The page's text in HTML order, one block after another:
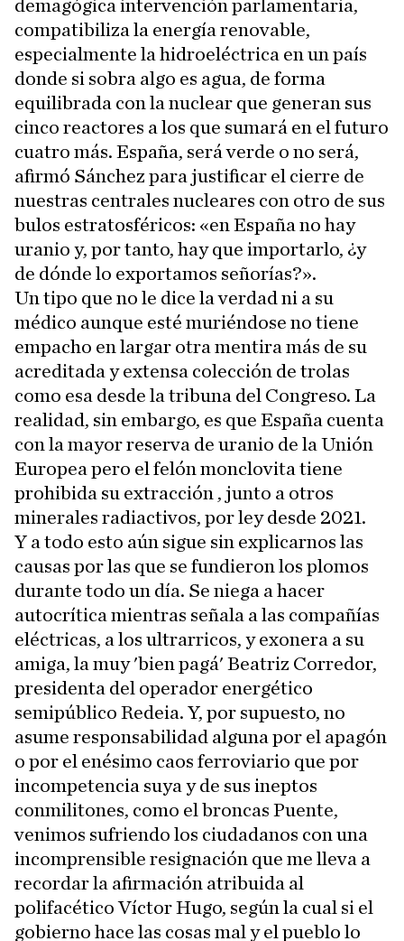
demagógica intervención parlamentaria,
compatibiliza la energía renovable,
especialmente la hidroeléctrica en un país
donde si sobra algo es agua, de forma
equilibrada con la nuclear que generan sus
cinco reactores a los que sumará en el futuro
cuatro más. España, será verde o no será,
afirmó Sánchez para justificar el cierre de
nuestras centrales nucleares con otro de sus
bulos estratosféricos: «en España no hay
uranio y, por tanto, hay que importarlo, ¿y
de dónde lo exportamos señorías?».
Un tipo que no le dice la verdad ni a su
médico aunque esté muriéndose no tiene
empacho en largar otra mentira más de su
acreditada y extensa colección de trolas
como esa desde la tribuna del Congreso. La
realidad, sin embargo, es que España cuenta
con la mayor reserva de uranio de la Unión
Europea pero el felón monclovita tiene
prohibida su extracción , junto a otros
minerales radiactivos, por ley desde 2021.
Y a todo esto aún sigue sin explicarnos las
causas por las que se fundieron los plomos
durante todo un día. Se niega a hacer
autocrítica mientras señala a las compañías
eléctricas, a los ultrarricos, y exonera a su
amiga, la muy 'bien pagá' Beatriz Corredor,
presidenta del operador energético
semipúblico Redeia. Y, por supuesto, no
asume responsabilidad alguna por el apagón
o por el enésimo caos ferroviario que por
incompetencia suya y de sus ineptos
conmilitones, como el broncas Puente,
venimos sufriendo los ciudadanos con una
incomprensible resignación que me lleva a
recordar la afirmación atribuida al
polifacético Víctor Hugo, según la cual si el
gobierno hace las cosas mal y el pueblo lo